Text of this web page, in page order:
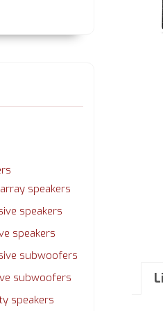
array speakers
speakers
speakers
subwoofers
subwoofers
speakers